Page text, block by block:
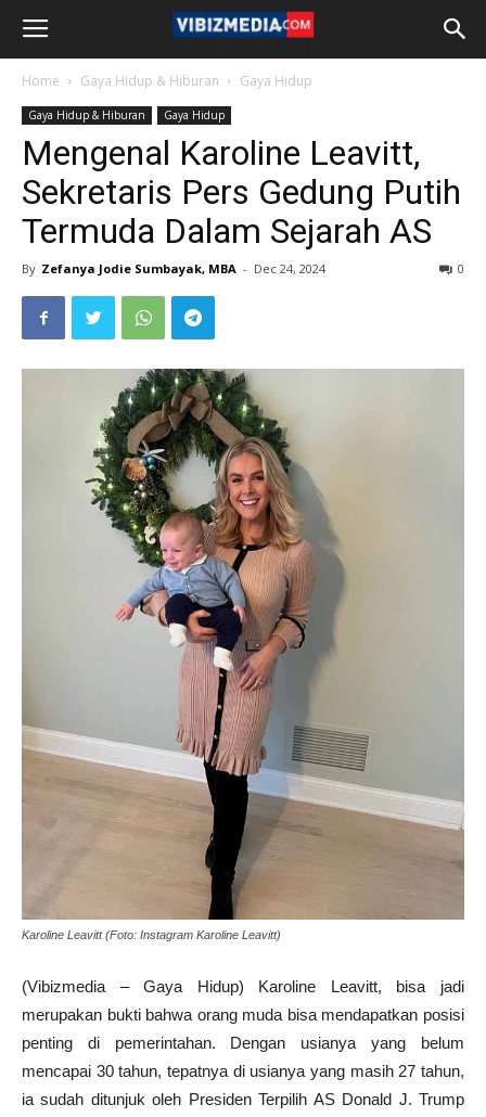
Home Gaya Hidup & Hiburan Gaya Hidup
Gaya Hidup & Hiburan Gaya Hidup
Mengenal Karoline Leavitt,
Sekretaris Pers Gedung Putih
Termuda Dalam Sejarah AS
By Zefanya Jodie Sumbayak, MBA - Dec 24, 2024 0
Karoline Leavitt (Foto: Instagram Karoline Leavitt)
(Vibizmedia – Gaya Hidup) Karoline Leavitt, bisa jadi
merupakan bukti bahwa orang muda bisa mendapatkan posisi
penting di pemerintahan. Dengan usianya yang belum
mencapai 30 tahun, tepatnya di usianya yang masih 27 tahun,
ia sudah ditunjuk oleh Presiden Terpilih AS Donald J. Trump